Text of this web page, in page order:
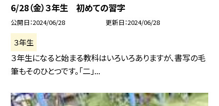
6/28（金）３年生 初めての習字
公開日 2024/06/28 更新日 2024/06/28
３年生
３年生になると始まる教科はいろいろありますが、書写の毛
筆もそのひとつです。「二」...